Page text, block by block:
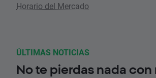
Horario del Mercado
ÚLTIMAS NOTICIAS
No te pierdas nada con